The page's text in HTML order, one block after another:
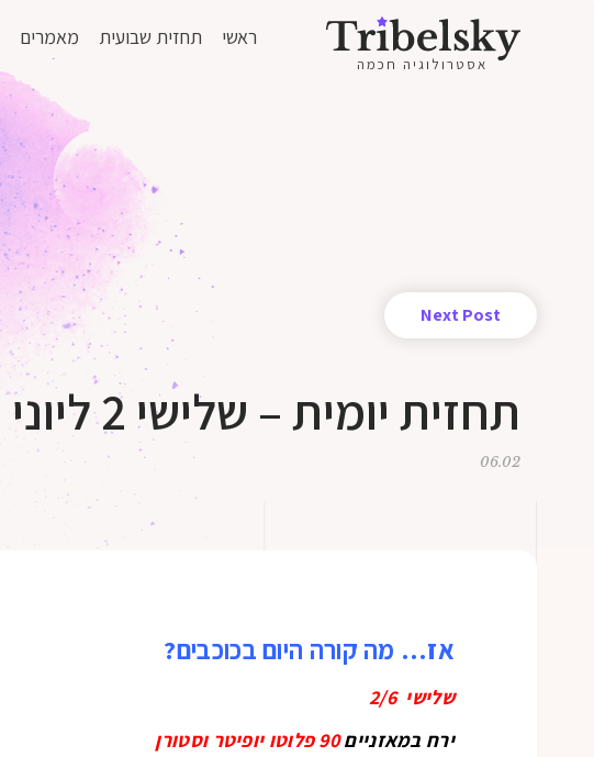
אסטרולוגיה חכמה
ראשי תחזית שבועית מאמרים
Next Post
תחזית יומית – שלישי 2 ליוני 2020
06.02
אז… מה קורה היום בכוכבים?
שלישי 2/6
ירח במאזניים90 פלוטו יופיטר וסטורן